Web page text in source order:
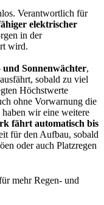
Verantwortlich für
elektrischer
in der
wird.
Sonnenwächter,
sobald zu viel
Höchstwerte
ohne Vorwarnung die
wir eine weitere
fährt automatisch bis
für den Aufbau, sobald
oder auch Platzregen